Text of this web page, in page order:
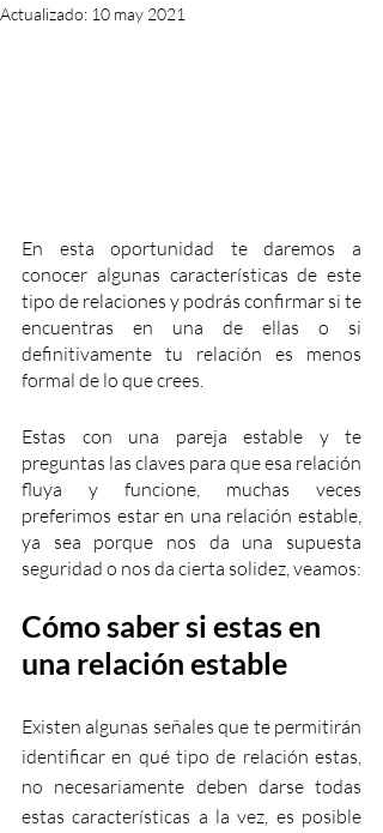
Actualizado: 10 may 2021
En esta oportunidad te daremos a
conocer algunas características de este
tipo de relaciones y podrás confirmar si te
encuentras en una de ellas o si
definitivamente tu relación es menos
formal de lo que crees.
Estas con una pareja estable y te
preguntas las claves para que esa relación
fluya y funcione, muchas veces
preferimos estar en una relación estable,
ya sea porque nos da una supuesta
seguridad o nos da cierta solidez, veamos:
Cómo saber si estas en
una relación estable
Existen algunas señales que te permitirán
identificar en qué tipo de relación estas,
no necesariamente deben darse todas
estas características a la vez, es posible